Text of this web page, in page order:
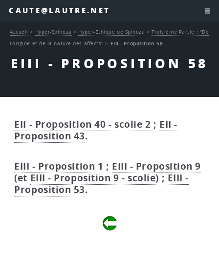
CAUTE@LAUTRE.NET
EIII - PROPOSITION 58
Accueil > Hyper-Spinoza > Hyper-Ethique de Spinoza >Troisième Partie : "De
l’origine et de la nature des affects" > EIII - Proposition 58
EII - Proposition 40 - scolie 2 ; EII -
Proposition 43.
EIII - Proposition 1 ; EIII - Proposition 9
(et EIII - Proposition 9 - scolie) ; EIII -
Proposition 53.